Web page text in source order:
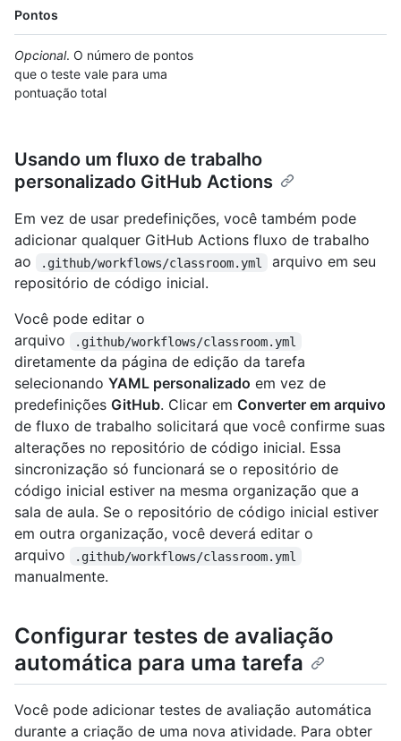
Pontos
Opcional. O número de pontos
que o teste vale para uma
pontuação total
Usando um fluxo de trabalho
personalizado GitHub Actions
Em vez de usar predefinições, você também pode
adicionar qualquer GitHub Actions fluxo de trabalho
ao
.github/workflows/classroom.yml
arquivo em seu
repositório de código inicial.
Você pode editar o
arquivo
.github/workflows/classroom.yml
diretamente da página de edição da tarefa
selecionando YAML personalizado em vez de
predefinições GitHub. Clicar em Converter em arquivo
de fluxo de trabalho solicitará que você confirme suas
alterações no repositório de código inicial. Essa
sincronização só funcionará se o repositório de
código inicial estiver na mesma organização que a
sala de aula. Se o repositório de código inicial estiver
em outra organização, você deverá editar o
arquivo
.github/workflows/classroom.yml
manualmente.
Configurar testes de avaliação
automática para uma tarefa
Você pode adicionar testes de avaliação automática
durante a criação de uma nova atividade. Para obter